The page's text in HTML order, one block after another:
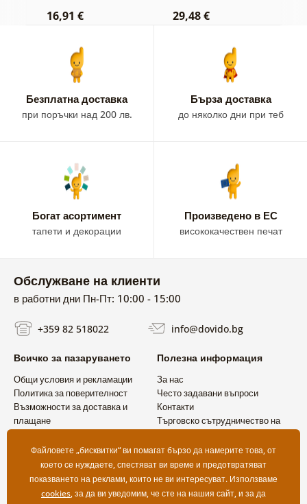
16,91 € 29,48 €
Безплатна доставка
при поръчки над 200 лв.
Бързa доставка
до няколко дни при теб
Богат асортимент
тапети и декорации
Произведено в ЕС
висококачествен печат
Обслужване на клиенти
в работни дни Пн-Пт: 10:00 - 15:00
+359 82 518022 info@dovido.bg
Всичко за пазаруването
Общи условия и рекламации
Политика за поверителност
Възможности за доставка и
плащане
Полезна информация
За нас
Често задавани въпроси
Контакти
Търговско сътрудничество на
Файловете „бисквитки“ ви помагат бързо да намерите това, от
което се нуждаете, спестяват ви време и предотвратяват
показването на реклами, които не ви интересуват. Използваме
cookies, за да ви уведомим, че сте на нашия сайт, и за да